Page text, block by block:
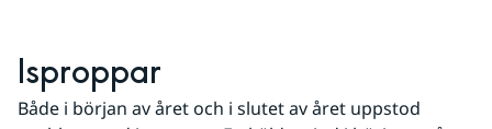
Isproppar
Både i början av året och i slutet av året uppstod